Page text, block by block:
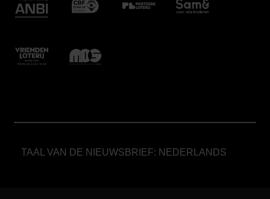
TAAL VAN DE NIEUWSBRIEF: NEDERLANDS